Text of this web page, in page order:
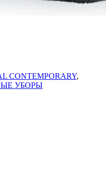
CONTEMPORARY,
УБОРЫ